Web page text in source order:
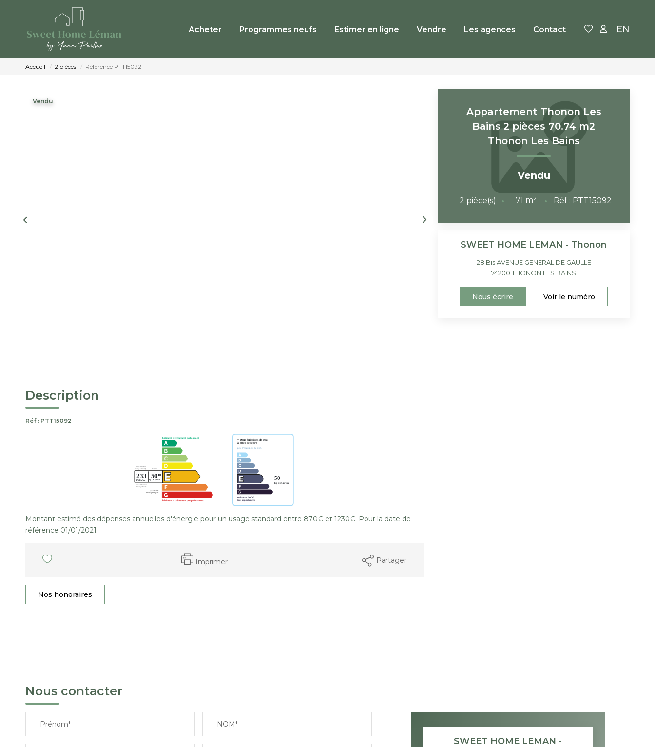
Acheter Programmes neufs Estimer en ligne Vendre Les agences Contact EN
Accueil 2 pièces Référence PTT15092
Vendu
Description
Réf : PTT15092
Montant estimé des dépenses annuelles d'énergie pour un usage standard entre 870€ et 1230€. Pour la date de
référence 01/01/2021.
Imprimer Partager
Nos honoraires
Appartement Thonon Les
Bains 2 pièces 70.74 m2
Thonon Les Bains
Vendu
2 pièce(s) 71 m² Réf : PTT15092
SWEET HOME LEMAN - Thonon
28 Bis AVENUE GENERAL DE GAULLE
74200THONON LES BAINS
Nous écrire Voir le numéro
Nous contacter
Prénom* NOM*
SWEET HOME LEMAN -